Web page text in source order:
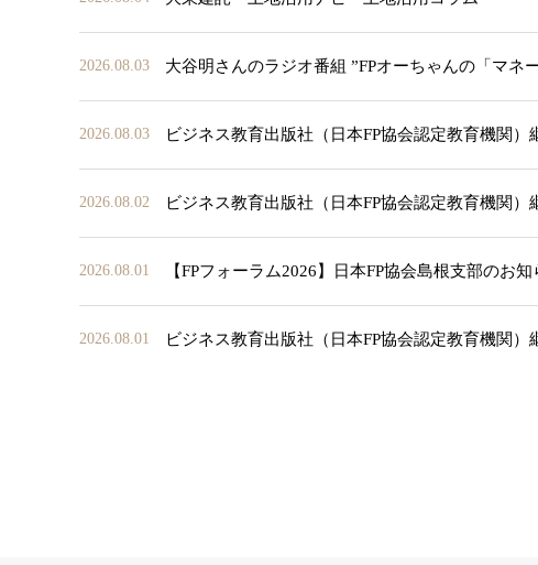
2026.08.03 大谷明さんのラジオ番組 ”FPオーちゃんの「マネ
2026.08.03 ビジネス教育出版社（日本FP協会認定教育機関
2026.08.02 ビジネス教育出版社（日本FP協会認定教育機関
2026.08.01 【FPフォーラム2026】日本FP協会島根支部のお知
2026.08.01 ビジネス教育出版社（日本FP協会認定教育機関